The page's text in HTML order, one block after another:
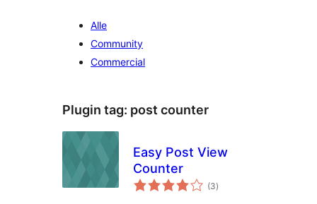
Alle
Community
Commercial
Plugin tag: post counter
Easy Post View
Counter
(3totaal
waarderingen
)